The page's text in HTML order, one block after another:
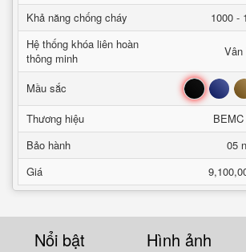
Khả năng chống cháy
1000 -
Hệ thống khóa liên hoàn
thông minh
Vân
Mầu sắc Đen Xanh
Thương hiệu
Bảo hành
05
Giá
Nổi bật Hình ảnh